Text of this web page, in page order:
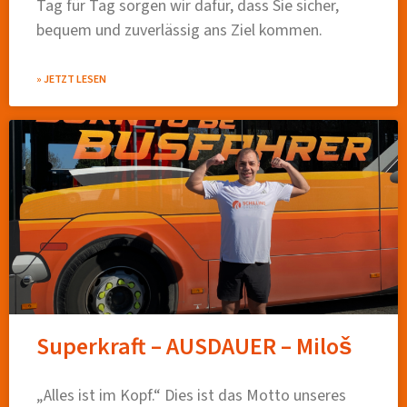
Tag für Tag sorgen wir dafür, dass Sie sicher,
bequem und zuverlässig ans Ziel kommen.
» JETZT LESEN
Superkraft – AUSDAUER – Miloš
„Alles ist im Kopf.“ Dies ist das Motto unseres